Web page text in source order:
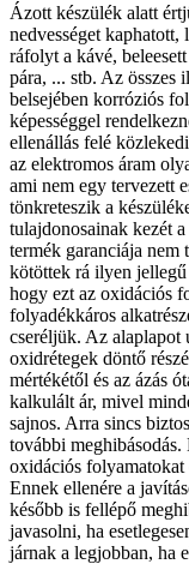
Ázott készülék alatt
nedvességet kaphatott,
ráfolyt a kávé,
pára, ... stb. Az összes
belsejében korróziós
képességgel
ellenállás felé
az elektromos áram
ami nem egy tervezett
tönkreteszik a
tulajdonosainak kezét
termék garanciája nem
kötöttek rá ilyen
hogy ezt az oxidációs
folyadékkáros
cseréljük. Az alaplapot
oxidrétegek döntő
mértékétől és az ázás
kalkulált ár, mivel
sajnos. Arra sincs
további
oxidációs
Ennek ellenére a
később is fellépő
javasolni, ha
járnak a legjobban, ha